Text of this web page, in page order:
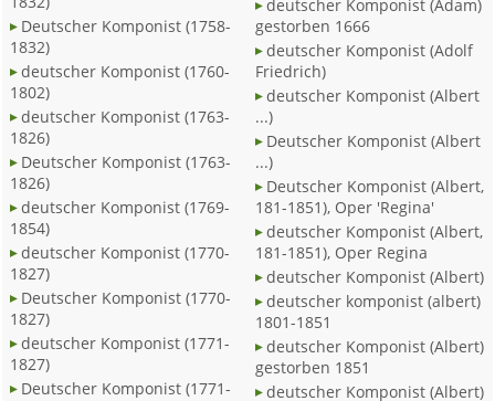
Deutscher Komponist (1758-
1832)
deutscher Komponist (1760-
1802)
deutscher Komponist (1763-
1826)
Deutscher Komponist (1763-
1826)
deutscher Komponist (1769-
1854)
deutscher Komponist (1770-
1827)
Deutscher Komponist (1770-
1827)
deutscher Komponist (1771-
1827)
Deutscher Komponist (1771-
deutscher Komponist (Adam)
gestorben 1666
deutscher Komponist (Adolf
Friedrich)
deutscher Komponist (Albert
...)
Deutscher Komponist (Albert
...)
Deutscher Komponist (Albert,
181-1851), Oper 'Regina'
deutscher Komponist (Albert,
181-1851), Oper Regina
deutscher Komponist (Albert)
deutscher komponist (albert)
1801-1851
deutscher Komponist (Albert)
gestorben 1851
deutscher Komponist (Albert)